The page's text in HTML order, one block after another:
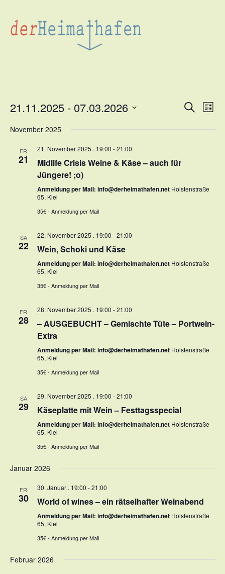
Suche
Liste
21.11.2025 - 07.03.2026
wählen.
November 2025
FR
21
21. November 2025 . 19:00 -21:00
Midlife Crisis Weine & Käse – auch für
Jüngere! ;o)
Anmeldung per Mail: info@derheimathafen.net Holstenstraße
65, Kiel
35€ - Anmeldung per Mail
SA
22
22. November 2025 . 19:00 -21:00
Wein, Schoki und Käse
Anmeldung per Mail: info@derheimathafen.net Holstenstraße
65, Kiel
35€ - Anmeldung per Mail
FR
28
28. November 2025 . 19:00 -21:00
– AUSGEBUCHT – Gemischte Tüte – Portwein-
Extra
Anmeldung per Mail: info@derheimathafen.net Holstenstraße
65, Kiel
35€ - Anmeldung per Mail
SA
29
29. November 2025 . 19:00 -21:00
Käseplatte mit Wein – Festtagsspecial
Anmeldung per Mail: info@derheimathafen.net Holstenstraße
65, Kiel
35€ - Anmeldung per Mail
Januar 2026
FR
30
30. Januar . 19:00 -21:00
World of wines – ein rätselhafter Weinabend
Anmeldung per Mail: info@derheimathafen.net Holstenstraße
65, Kiel
35€ - Anmeldung per Mail
Februar 2026